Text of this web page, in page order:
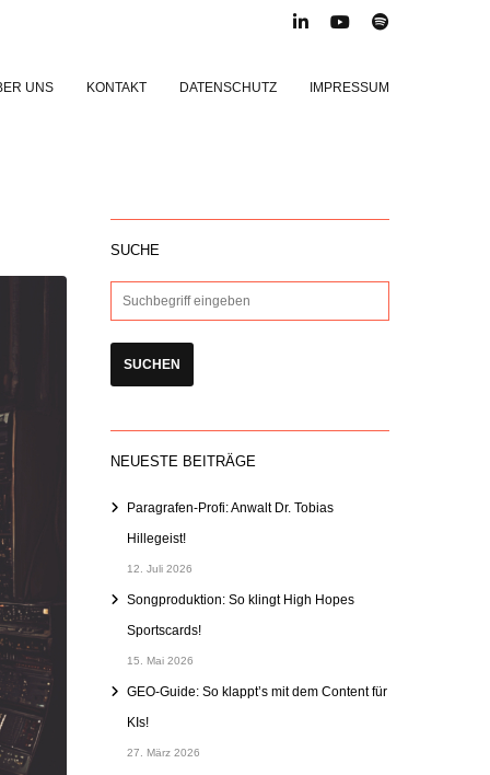
UNS KONTAKT DATENSCHUTZ IMPRESSUM
SUCHE
NEUESTE BEITRÄGE
Paragrafen-Profi: Anwalt Dr. Tobias
Hillegeist!
12. Juli 2026
Songproduktion: So klingt High Hopes
Sportscards!
15. Mai 2026
GEO-Guide: So klappt’s mit dem Content für
KIs!
27. März 2026